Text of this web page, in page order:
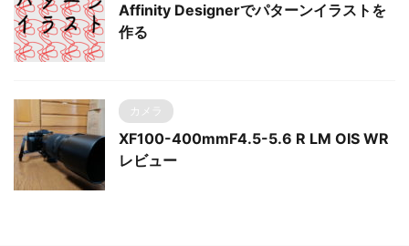
Affinity Designerでパターンイラストを
作る
カメラ
XF100-400mmF4.5-5.6 R LM OIS WR
レビュー